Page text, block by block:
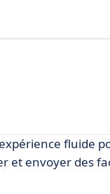
fluide
et envoyer des